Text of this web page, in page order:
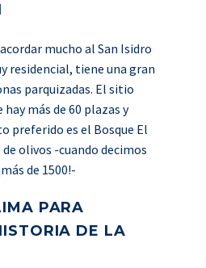
mucho al San Isidro
residencial, tiene una gran
parquizadas. El sitio
más de 60 plazas y
preferido es el Bosque El
olivos -cuando decimos
de 1500!-
PARA
DE LA